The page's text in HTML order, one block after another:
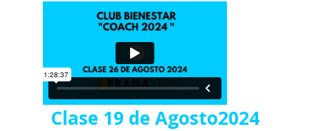
Clase 19 de Agosto2024